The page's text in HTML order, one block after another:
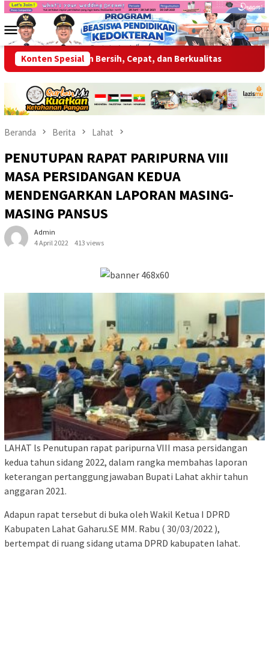
Loncat
kontenMenu
Mobile
Konten Spesial
Layanan Bersih, Cepat, dan Berkualitas Wabup OKU
Beranda Berita Lahat
PENUTUPAN RAPAT PARIPURNA VIII
MASA PERSIDANGAN KEDUA
MENDENGARKAN LAPORAN MASING-
MASING PANSUS
Admin
4 April 2022
413 views
LAHAT ls Penutupan rapat paripurna VIII masa persidangan
kedua tahun sidang 2022, dalam rangka membahas laporan
keterangan pertanggungjawaban Bupati Lahat akhir tahun
anggaran 2021.
Adapun rapat tersebut di buka oleh Wakil Ketua I DPRD
Kabupaten Lahat Gaharu.SE MM. Rabu ( 30/03/2022 ),
bertempat di ruang sidang utama DPRD kabupaten lahat.